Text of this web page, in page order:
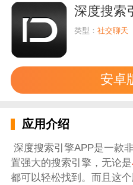
深度搜索
类型：社交聊天
安卓
应用介绍
深度搜索引擎APP是一款
置强大的搜索引擎，无论是
都可以轻松找到。而且这